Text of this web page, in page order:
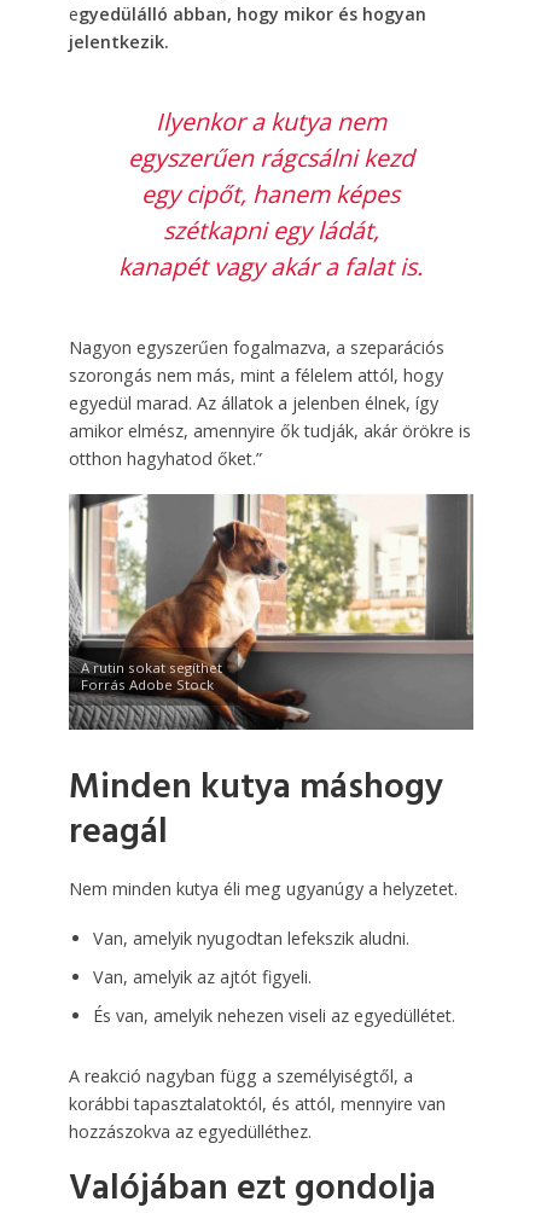
egyedülálló abban, hogy mikor és hogyan
jelentkezik.
Ilyenkor a kutya nem
egyszerűen rágcsálni kezd
egy cipőt, hanem képes
szétkapni egy ládát,
kanapét vagy akár a falat is.
Nagyon egyszerűen fogalmazva, a szeparációs
szorongás nem más, mint a félelem attól, hogy
egyedül marad. Az állatok a jelenben élnek, így
amikor elmész, amennyire ők tudják, akár örökre is
otthon hagyhatod őket.”
A rutin sokat segíthet
Forrás Adobe Stock
Minden kutya máshogy
reagál
Nem minden kutya éli meg ugyanúgy a helyzetet.
Van, amelyik nyugodtan lefekszik aludni.
Van, amelyik az ajtót figyeli.
És van, amelyik nehezen viseli az egyedüllétet.
A reakció nagyban függ a személyiségtől, a
korábbi tapasztalatoktól, és attól, mennyire van
hozzászokva az egyedülléthez.
Valójában ezt gondolja